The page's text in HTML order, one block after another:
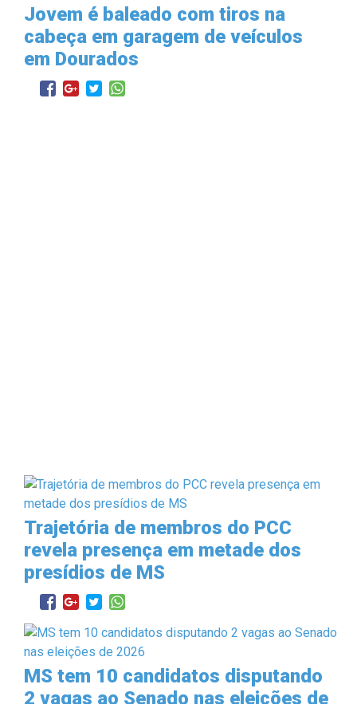
Jovem é baleado com tiros na
cabeça em garagem de veículos
em Dourados
Trajetória de membros do PCC
revela presença em metade dos
presídios de MS
MS tem 10 candidatos disputando
2 vagas ao Senado nas eleições de